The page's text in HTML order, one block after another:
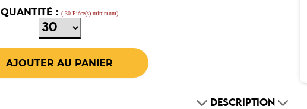
QUANTITÉ :( 30 Pièce(s) minimum)
DESCRIPTION